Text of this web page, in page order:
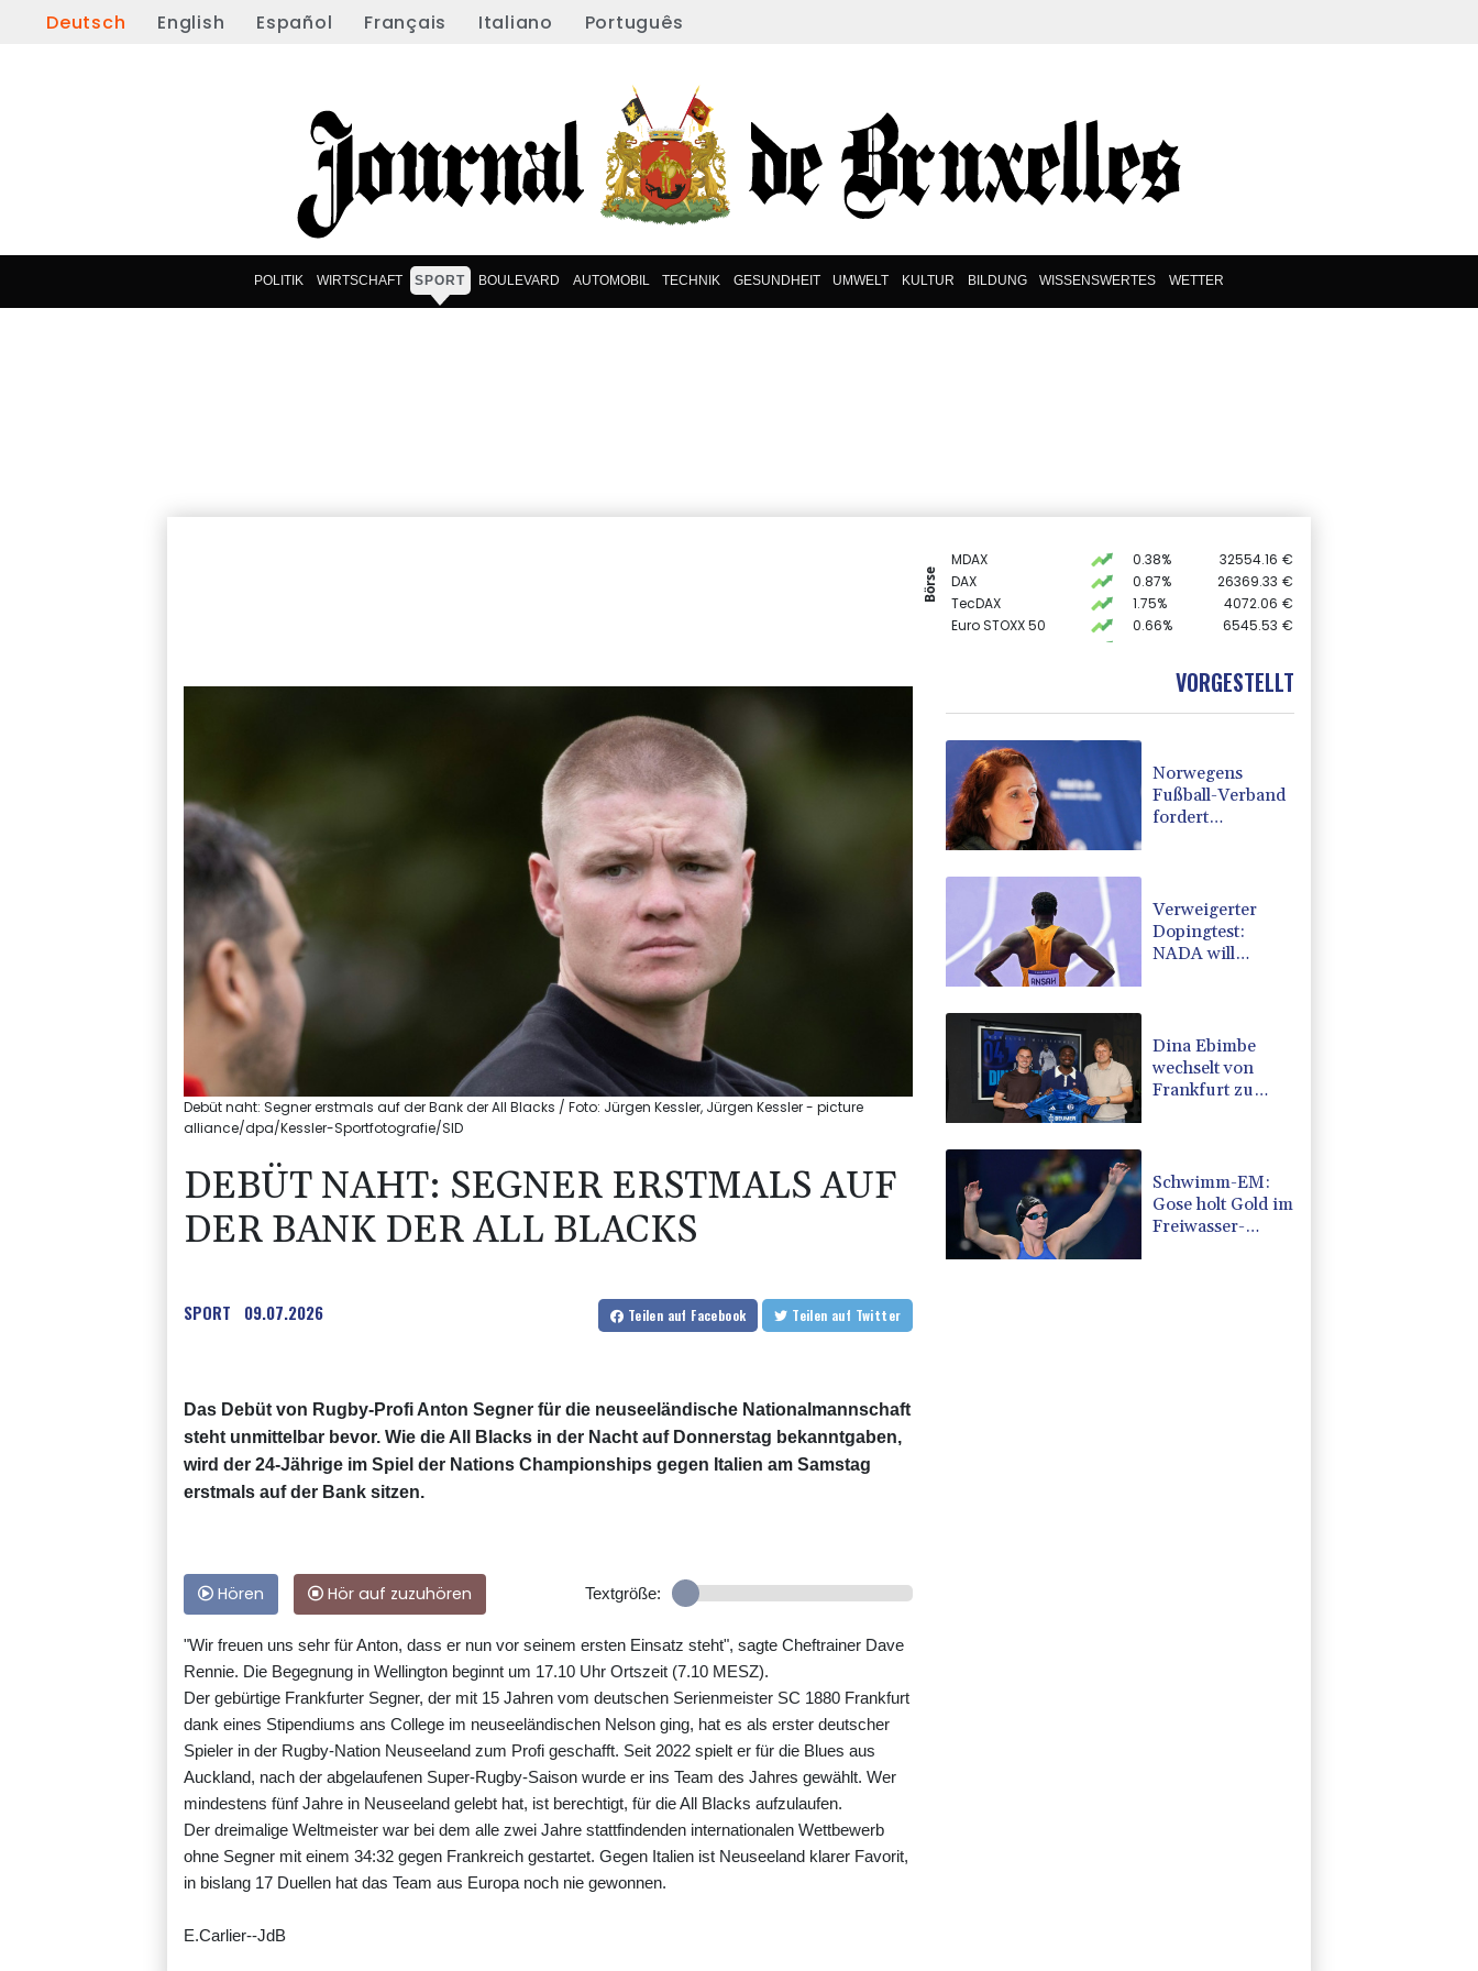
Deutsch English Español Français Italiano Português
POLITIK WIRTSCHAFT SPORT BOULEVARD AUTOMOBIL TECHNIK GESUNDHEIT UMWELT KULTUR BILDUNG WISSENSWERTES WETTER
Börse
MDAX 0.38% 32554.16 €
DAX
0.87% 26369.33 €
TecDAX
1.75% 4072.06 €
Euro STOXX 50
0.66% 6545.53 €
4379.5 $
1.153 $
Debüt naht: Segner erstmals auf der Bank der All Blacks / Foto: Jürgen Kessler, Jürgen Kessler - picture
alliance/dpa/Kessler-Sportfotografie/SID
DEBÜT NAHT: SEGNER ERSTMALS AUF
DER BANK DER ALL BLACKS
SPORT 09.07.2026 Teilen auf Facebook Teilen auf Twitter
Das Debüt von Rugby-Profi Anton Segner für die neuseeländische Nationalmannschaft
steht unmittelbar bevor. Wie die All Blacks in der Nacht auf Donnerstag bekanntgaben,
wird der 24-Jährige im Spiel der Nations Championships gegen Italien am Samstag
erstmals auf der Bank sitzen.
Hören Hör auf zuzuhören Textgröße:
"Wir freuen uns sehr für Anton, dass er nun vor seinem ersten Einsatz steht", sagte Cheftrainer Dave
Rennie. Die Begegnung in Wellington beginnt um 17.10 Uhr Ortszeit (7.10 MESZ).
Der gebürtige Frankfurter Segner, der mit 15 Jahren vom deutschen Serienmeister SC 1880 Frankfurt
dank eines Stipendiums ans College im neuseeländischen Nelson ging, hat es als erster deutscher
Spieler in der Rugby-Nation Neuseeland zum Profi geschafft. Seit 2022 spielt er für die Blues aus
Auckland, nach der abgelaufenen Super-Rugby-Saison wurde er ins Team des Jahres gewählt. Wer
mindestens fünf Jahre in Neuseeland gelebt hat, ist berechtigt, für die All Blacks aufzulaufen.
Der dreimalige Weltmeister war bei dem alle zwei Jahre stattfindenden internationalen Wettbewerb
ohne Segner mit einem 34:32 gegen Frankreich gestartet. Gegen Italien ist Neuseeland klarer Favorit,
in bislang 17 Duellen hat das Team aus Europa noch nie gewonnen.
E.Carlier--JdB
VORGESTELLT
Norwegens
Fußball-Verband
fordert
Verweigerter
Dopingtest:
NADA will
Dina Ebimbe
wechselt von
Frankfurt zu
Schwimm-EM:
Gose holt Gold im
Freiwasser-